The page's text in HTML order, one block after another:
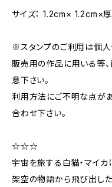
サイズ： 1.2cm× 1.2cm×
※スタンプのご利用は個人
販売用の作品に用いる等
意下さい。
利用方法にご不明な点が
合わせ下さい。
☆☆☆
宇宙を旅する白猫・マイ
架空の物語から飛び出した